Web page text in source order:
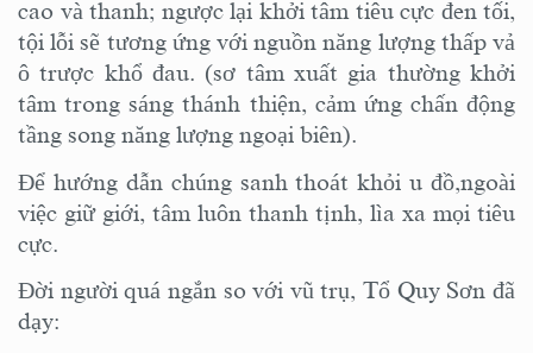
cao và thanh; ngược lại khởi tâm tiêu cực đen tối,
tội lỗi sẽ tương ứng với nguồn năng lượng thấp vả
ô trược khổ đau. (sơ tâm xuất gia thường khởi
tâm trong sáng thánh thiện, cảm ứng chấn động
tầng song năng lượng ngoại biên).
Để hướng dẫn chúng sanh thoát khỏi u đồ,ngoài
việc giữ giới, tâm luôn thanh tịnh, lìa xa mọi tiêu
cực.
Đời người quá ngắn so với vũ trụ, Tổ Quy Sơn đã
dạy: